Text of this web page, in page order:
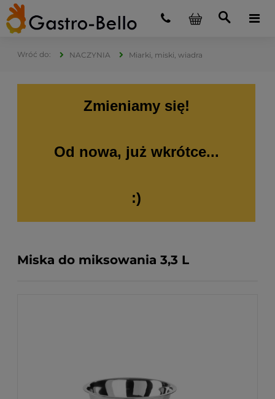
NACZYNIA Miarki, miski, wiadra
Zmieniamy się!
Od nowa, już wkrótce...
:)
Miska do miksowania 3,3 L